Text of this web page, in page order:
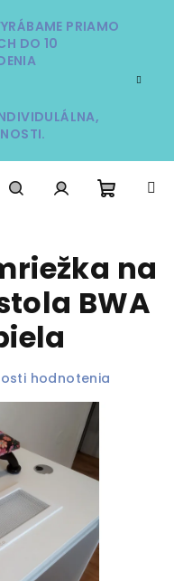
PRIAMO
DO 10
košík
na
BWA
hodnotenia